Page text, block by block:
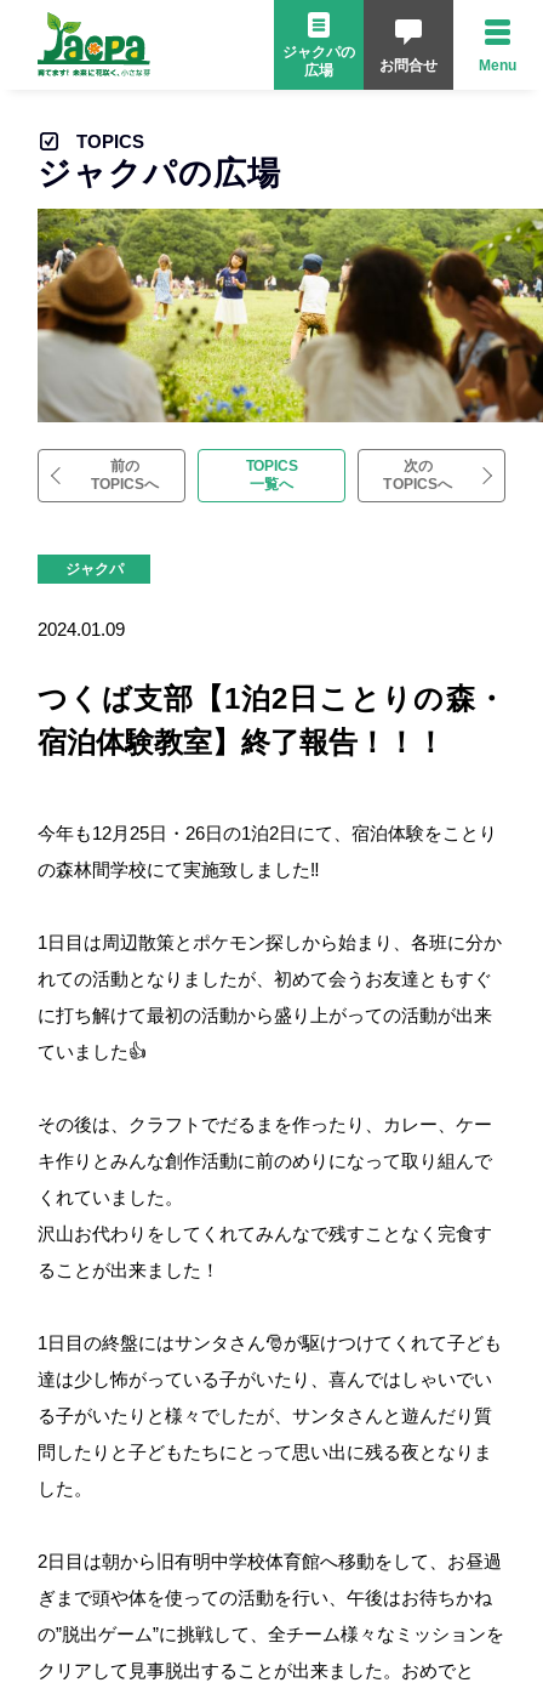
ジャクパの
広場
お問合せ Menu
TOPICS
ジャクパの広場
前の
TOPICSへ
TOPICS
一覧へ
次の
TOPICSへ
ジャクパ
2024.01.09
つくば支部【1泊2日ことりの森・
宿泊体験教室】終了報告！！！
今年も12月25日・26日の1泊2日にて、宿泊体験をことり
の森林間学校にて実施致しました‼
1日目は周辺散策とポケモン探しから始まり、各班に分か
れての活動となりましたが、初めて会うお友達ともすぐ
に打ち解けて最初の活動から盛り上がっての活動が出来
ていました👍
その後は、クラフトでだるまを作ったり、カレー、ケー
キ作りとみんな創作活動に前のめりになって取り組んで
くれていました。
沢山お代わりをしてくれてみんなで残すことなく完食す
ることが出来ました！
1日目の終盤にはサンタさん🎅が駆けつけてくれて子ども
達は少し怖がっている子がいたり、喜んではしゃいでい
る子がいたりと様々でしたが、サンタさんと遊んだり質
問したりと子どもたちにとって思い出に残る夜となりま
した。
2日目は朝から旧有明中学校体育館へ移動をして、お昼過
ぎまで頭や体を使っての活動を行い、午後はお待ちかね
の”脱出ゲーム”に挑戦して、全チーム様々なミッションを
クリアして見事脱出することが出来ました。おめでと